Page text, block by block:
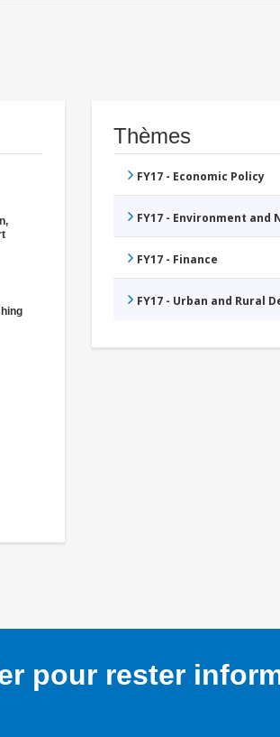
Thèmes
FY17 - Economic Policy
FY17 - Environment
FY17 - Finance
FY17 - Urban and Rural
pour rester